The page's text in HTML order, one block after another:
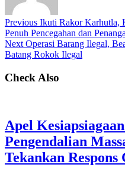
Previous Ikuti Rakor Karhutla,
Penuh Pencegahan dan
Next Operasi Barang Ilegal,
Batang Rokok Ilegal
Check Also
Apel
Pengendalian
Tekankan